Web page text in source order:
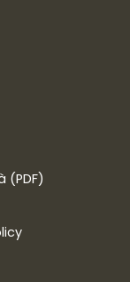
(PDF)